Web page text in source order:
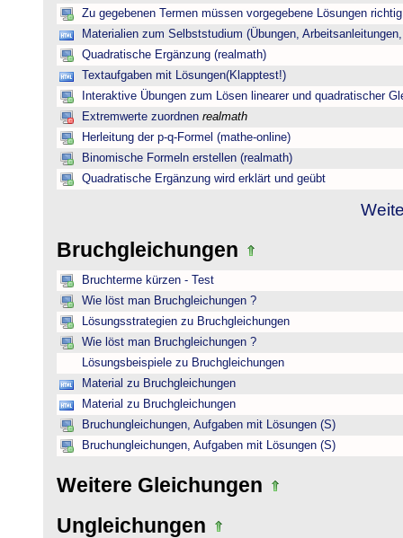
Zu gegebenen Termen müssen vorgegebene Lösungen
Materialien zum Selbststudium (Übungen,
Quadratische Ergänzung (realmath)
Textaufgaben mit Lösungen(Klapptest!)
Interaktive Übungen zum Lösen linearer und quadratischer
Extremwerte zuordnen realmath
Herleitung der p-q-Formel (mathe-online)
Binomische Formeln erstellen (realmath)
Quadratische Ergänzung wird erklärt und geübt
Bruchgleichungen
Bruchterme kürzen - Test
Wie löst man Bruchgleichungen ?
Lösungsstrategien zu Bruchgleichungen
Wie löst man Bruchgleichungen ?
Lösungsbeispiele zu Bruchgleichungen
Material zu Bruchgleichungen
Material zu Bruchgleichungen
Bruchungleichungen, Aufgaben mit Lösungen (S)
Bruchungleichungen, Aufgaben mit Lösungen (S)
Weitere Gleichungen
Ungleichungen